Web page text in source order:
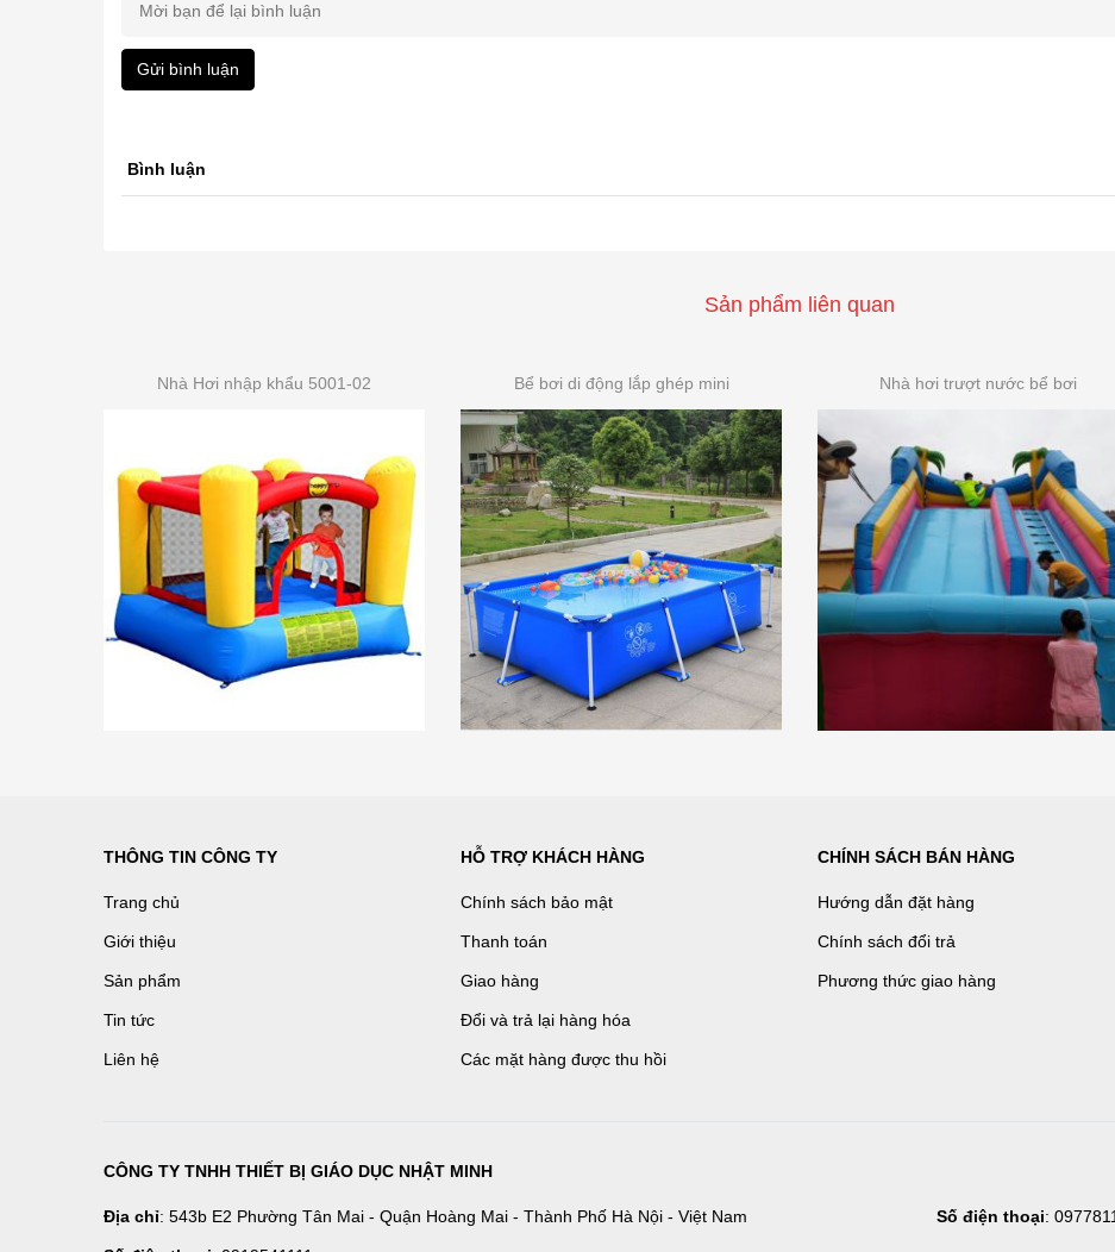
Gửi bình luận
Bình luận
Sản phẩm liên quan
Nhà Hơi nhập khẩu 5001-02 Bể bơi di động lắp ghép mini Nhà hơi trượt nước bể bơi
THÔNG TIN CÔNG TY
Trang chủ
Giới thiệu
Sản phẩm
Tin tức
Liên hệ
HỖ TRỢ KHÁCH HÀNG
Chính sách bảo mật
Thanh toán
Giao hàng
Đổi và trả lại hàng hóa
Các mặt hàng được thu hồi
CHÍNH SÁCH BÁN HÀNG
Hướng dẫn đặt hàng
Chính sách đổi trả
Phương thức giao hàng
CÔNG TY TNHH THIẾT BỊ GIÁO DỤC NHẬT MINH
Địa chỉ: 543b E2 Phường Tân Mai - Quận Hoàng Mai - Thành Phố Hà Nội - Việt Nam Số điện thoại: